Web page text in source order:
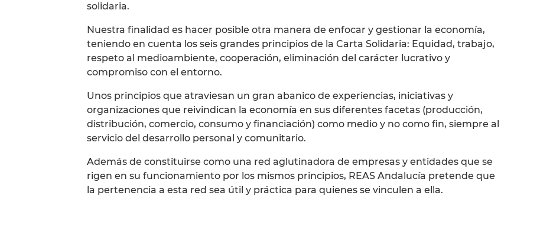
solidaria.
Nuestra finalidad es hacer posible otra manera de enfocar y gestionar la economía,
teniendo en cuenta los seis grandes principios de la Carta Solidaria: Equidad, trabajo,
respeto al medioambiente, cooperación, eliminación del carácter lucrativo y
compromiso con el entorno.
Unos principios que atraviesan un gran abanico de experiencias, iniciativas y
organizaciones que reivindican la economía en sus diferentes facetas (producción,
distribución, comercio, consumo y financiación) como medio y no como fin, siempre al
servicio del desarrollo personal y comunitario.
Además de constituirse como una red aglutinadora de empresas y entidades que se
rigen en su funcionamiento por los mismos principios, REAS Andalucía pretende que
la pertenencia a esta red sea útil y práctica para quienes se vinculen a ella.